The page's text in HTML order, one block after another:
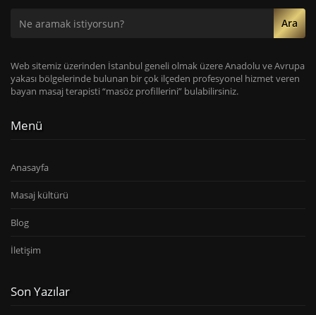
Ara
Web sitemiz üzerinden İstanbul geneli olmak üzere Anadolu ve Avrupa
yakası bölgelerinde bulunan bir çok ilçeden profesyonel hizmet veren
bayan masaj terapisti “masöz profillerini” bulabilirsiniz.
Menü
Anasayfa
Masaj kültürü
Blog
İletişim
Son Yazılar